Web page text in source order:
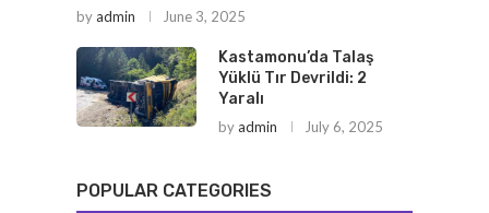
byadmin June 3, 2025
Kastamonu’da Talaş
Yüklü Tır Devrildi: 2
Yaralı
byadmin July 6, 2025
POPULAR CATEGORIES